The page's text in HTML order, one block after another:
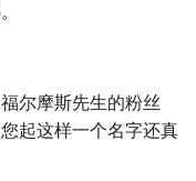
尔摩斯先生的粉丝
起这样一个名字还真